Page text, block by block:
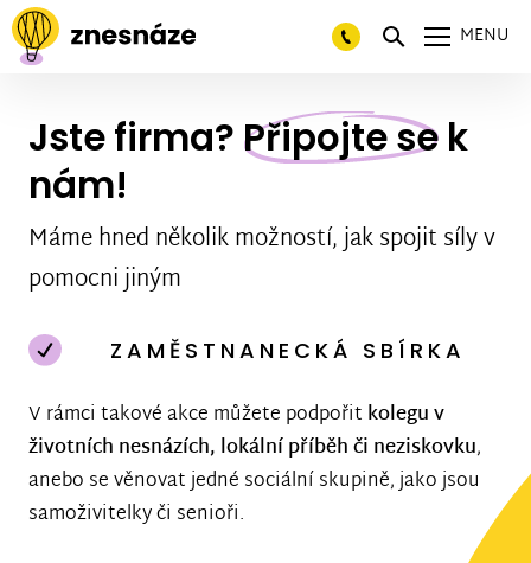
MENU
Jste firma? Připojte se k
nám!
Máme hned několik možností, jak spojit síly v
pomocni jiným
ZAMĚSTNANECKÁ SBÍRKA
V rámci takové akce můžete podpořit kolegu v
životních nesnázích, lokální příběh či neziskovku,
anebo se věnovat jedné sociální skupině, jako jsou
samoživitelky či senioři.